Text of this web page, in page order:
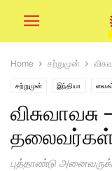
Home சற்றுமுன்
சற்றுமுன் இந்தியா
தலைவர்கள்
புத்தாண்டு